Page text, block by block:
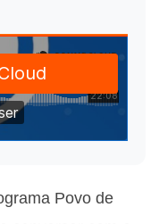
Povo de